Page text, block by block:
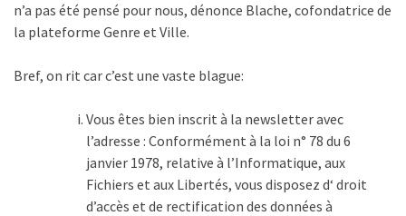
n’a pas été pensé pour nous, dénonce Blache, cofondatrice de
la plateforme Genre et Ville.
Bref, on rit car c’est une vaste blague:
Vous êtes bien inscrit à la newsletter avec
l’adresse : Conformément à la loi n° 78 du 6
janvier 1978, relative à l’Informatique, aux
Fichiers et aux Libertés, vous disposez d‘ droit
d’accès et de rectification des données à